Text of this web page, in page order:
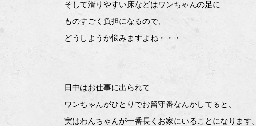
そして滑りやすい床などはワンちゃんの足に
ものすごく負担になるので、
どうしようか悩みますよね・・・
日中はお仕事に出られて
ワンちゃんがひとりでお留守番なんかしてると、
実はわんちゃんが一番長くお家にいることになります。